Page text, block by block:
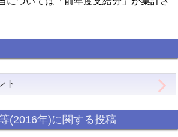
ト
(2016年)に関する投稿